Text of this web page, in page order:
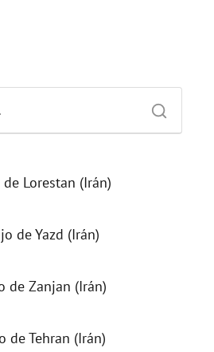
Lorestan (Irán)
de Yazd (Irán)
de Zanjan (Irán)
de Tehran (Irán)